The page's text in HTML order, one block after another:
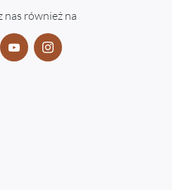
nas również na